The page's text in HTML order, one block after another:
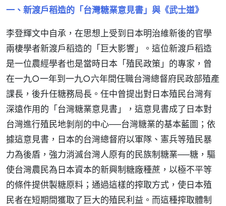
一、新渡戶稻造的「台灣糖業意見書」與《武士道》
李登輝文中自承，在思想上受到日本明治維新後的官學
兩棲學者新渡戶稻造的「巨大影響」。這位新渡戶稻造
是一位農經學者也是當時日本「殖民政策」的專家，曾
在一九○一年到一九○六年間任職台灣總督府民政部殖產
課長，後升任糖務局長。任中曾提出對日本殖民台灣有
深遠作用的「台灣糖業意見書」，這意見書成了日本對
台灣進行殖民地剝削的中心──台灣糖業的基本藍圖；依
據這意見書，日本的台灣總督府以軍隊、憲兵等殖民暴
力為後盾，強力消滅台灣人原有的民族制糖業──糖，驅
使台灣農民為日本資本的新興制糖廠種蔗，以極不平等
的條件提供製糖原料；通過這樣的搾取方式，使日本殖
民者在短期間獲取了巨大的殖民利益。而這種搾取體制